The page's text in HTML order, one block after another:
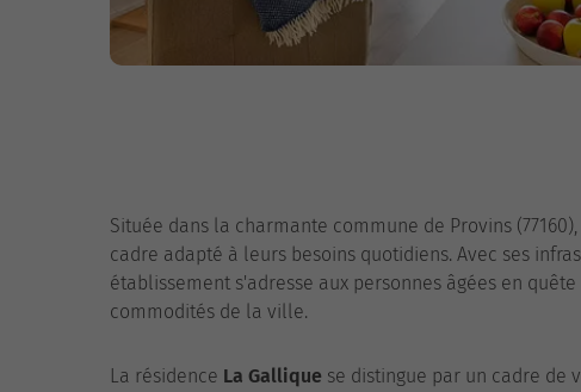
Située dans la charmante commune de Provins
cadre adapté à leurs besoins quotidiens. Avec ses
établissement s'adresse aux personnes âgées en
commodités de la ville.
La résidence La Gallique se distingue par un cadre de